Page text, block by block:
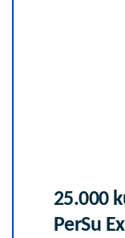
25.000
PerSu